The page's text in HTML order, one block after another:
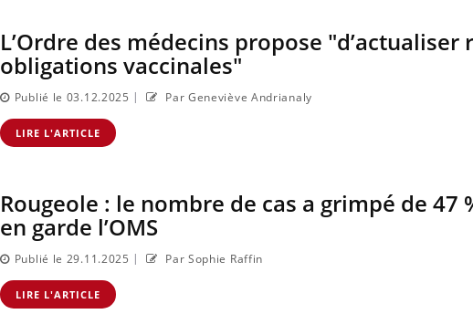
L’Ordre des médecins propose
obligations vaccinales"
Publié le 03.12.2025 | Par Geneviève Andrianaly
LIRE L'ARTICLE
Rougeole : le nombre de cas a grimpé de 47
en garde l’OMS
Publié le 29.11.2025 | Par Sophie Raffin
LIRE L'ARTICLE